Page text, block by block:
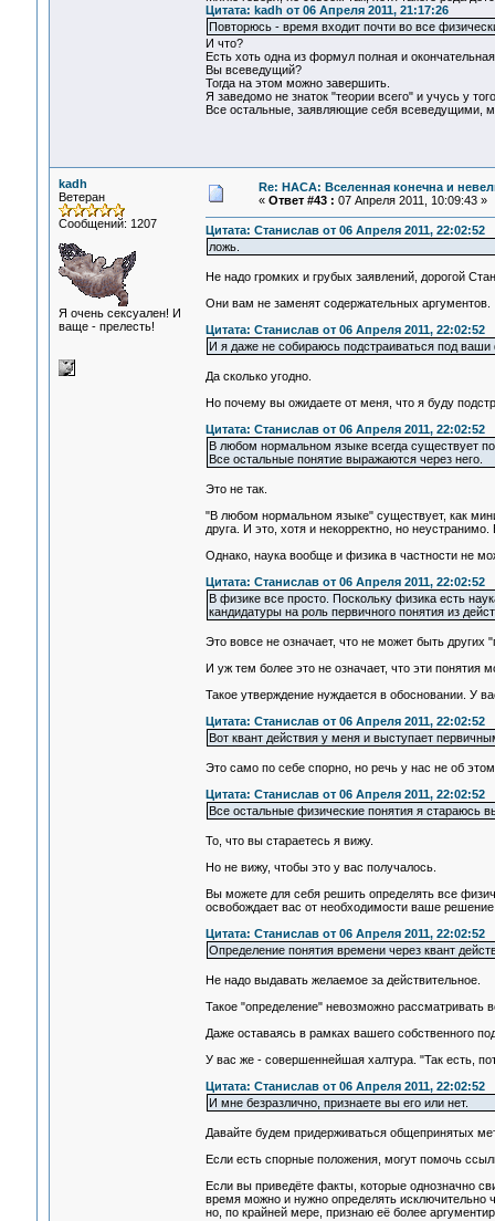
Цитата: kadh от 06 Апреля 2011, 21:17:26
Повторюсь - время входит почти во все
И что?
Есть хоть одна из формул полная и
Вы всеведущий?
Тогда на этом можно завершить.
Я заведомо не знаток "теории всего" и учусь у
Все остальные, заявляющие себя всеведущими,
kadh
Ветеран
Сообщений: 1207
Я очень сексуален! И
ваще - прелесть!
Re: НАСА: Вселенная конечна и
« Ответ #43 : 07 Апреля 2011, 10:09:43 »
Цитата: Станислав от 06 Апреля 2011, 22:02:52
ложь.
Не надо громких и грубых заявлений, дорогой
Они вам не заменят содержательных аргументов.
Цитата: Станислав от 06 Апреля 2011, 22:02:52
И я даже не собираюсь подстраиваться под
Да сколько угодно.
Но почему вы ожидаете от меня, что я буду
Цитата: Станислав от 06 Апреля 2011, 22:02:52
В любом нормальном языке всегда существует
Все остальные понятие выражаются через него.
Это не так.
"В любом нормальном языке" существует, как
друга. И это, хотя и некорректно, но неустранимо.
Однако, наука вообще и физика в частности не
Цитата: Станислав от 06 Апреля 2011, 22:02:52
В физике все просто. Поскольку физика есть
кандидатуры на роль первичного понятия из
Это вовсе не означает, что не может быть других
И уж тем более это не означает, что эти понятия
Такое утверждение нуждается в обосновании. У
Цитата: Станислав от 06 Апреля 2011, 22:02:52
Вот квант действия у меня и выступает
Это само по себе спорно, но речь у нас не об
Цитата: Станислав от 06 Апреля 2011, 22:02:52
Все остальные физические понятия я стараюсь
То, что вы стараетесь я вижу.
Но не вижу, чтобы это у вас получалось.
Вы можете для себя решить определять все
освобождает вас от необходимости ваше
Цитата: Станислав от 06 Апреля 2011, 22:02:52
Определение понятия времени через квант
Не надо выдавать желаемое за действительное.
Такое "определение" невозможно рассматривать
Даже оставаясь в рамках вашего собственного
У вас же - совершеннейшая халтура. "Так есть,
Цитата: Станислав от 06 Апреля 2011, 22:02:52
И мне безразлично, признаете вы его или нет.
Давайте будем придерживаться общепринятых
Если есть спорные положения, могут помочь
Если вы приведёте факты, которые однозначно
время можно и нужно определять исключительно
но, по крайней мере, признаю её более